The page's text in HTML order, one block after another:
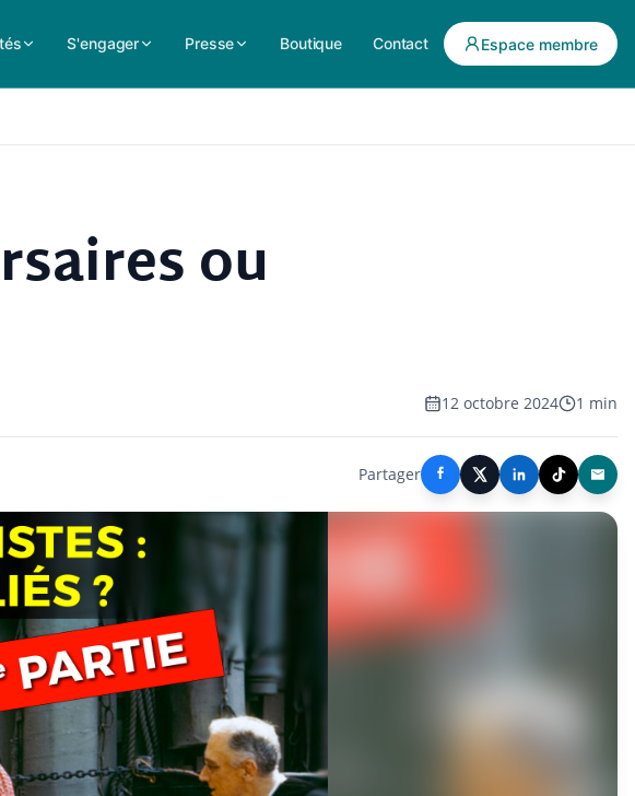
S'engager Presse Boutique Contact Espace membre
ou
12 octobre 2024 1 min
Partager